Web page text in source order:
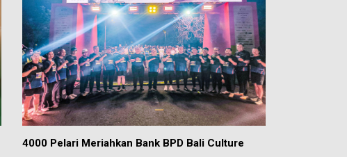
4000 Pelari Meriahkan Bank BPD Bali Culture